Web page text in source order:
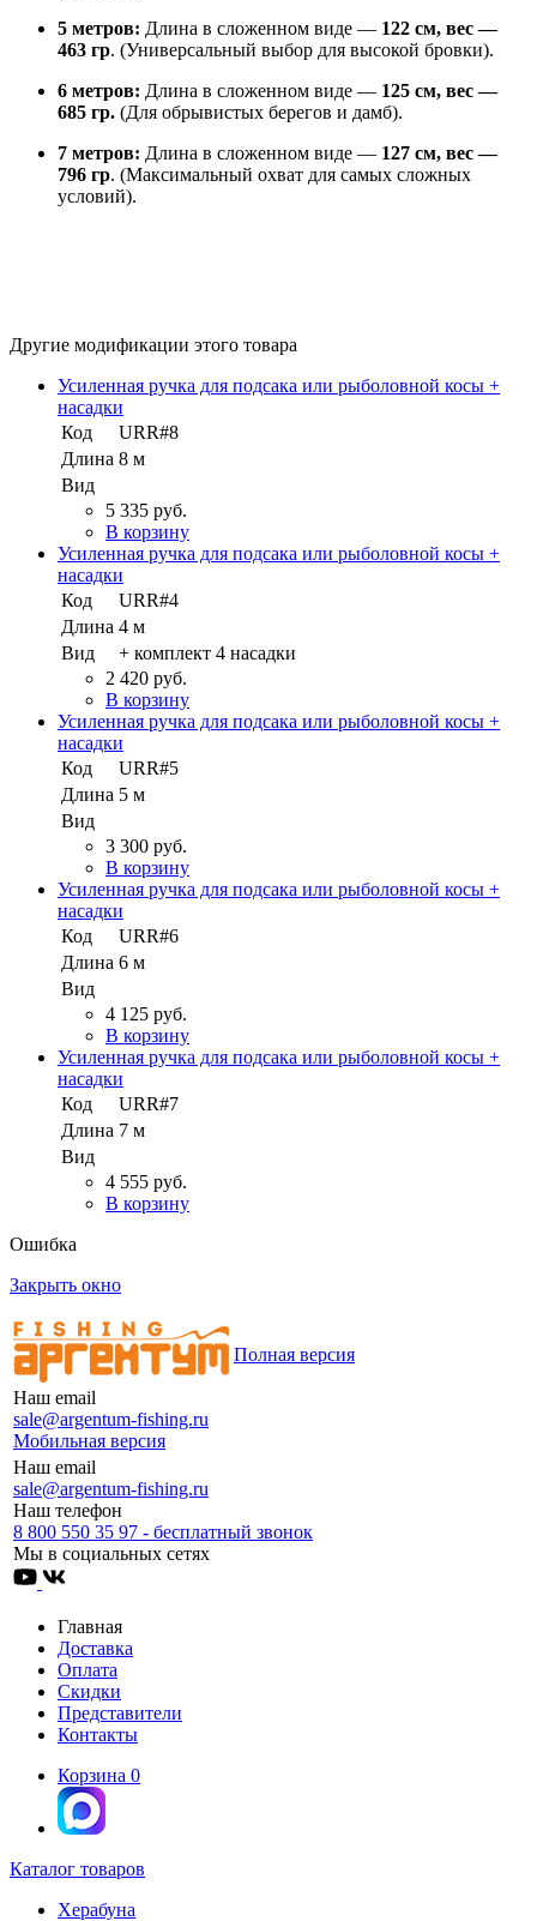
5 метров: Длина в сложенном виде — 122 см, вес —
463 гр. (Универсальный выбор для высокой бровки).
6 метров: Длина в сложенном виде — 125 см, вес —
685 гр. (Для обрывистых берегов и дамб).
7 метров: Длина в сложенном виде — 127 см, вес —
796 гр. (Максимальный охват для самых сложных
условий).
Другие модификации этого товара
Усиленная ручка для подсака или рыболовной косы +
насадки
Код
URR#8
Длина 8 м
Вид
5 335 руб.
В корзину
Усиленная ручка для подсака или рыболовной косы +
насадки
Код
URR#4
Длина 4 м
Вид
+ комплект 4 насадки
2 420 руб.
В корзину
Усиленная ручка для подсака или рыболовной косы +
насадки
Код
URR#5
Длина 5 м
Вид
3 300 руб.
В корзину
Усиленная ручка для подсака или рыболовной косы +
насадки
Код
URR#6
Длина 6 м
Вид
4 125 руб.
В корзину
Усиленная ручка для подсака или рыболовной косы +
насадки
Код
URR#7
Длина 7 м
Вид
4 555 руб.
В корзину
Ошибка
Закрыть окно
Наш email
sale@argentum-fishing.ru
Мобильная версия
Полная версия
Наш email
sale@argentum-fishing.ru
Наш телефон
8 800 550 35 97 - бесплатный звонок
Мы в социальных сетях
Главная
Доставка
Оплата
Скидки
Представители
Контакты
Корзина 0
Каталог товаров
Херабуна